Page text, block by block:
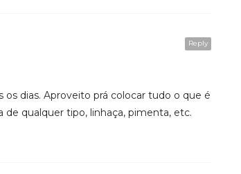
Reply
dias. Aproveito prá colocar tudo o que é
de qualquer tipo, linhaça, pimenta, etc.